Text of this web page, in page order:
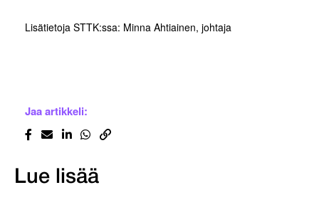
Lisätietoja STTK:ssa: Minna Ahtiainen, johtaja
Jaa artikkeli:
Lue lisää